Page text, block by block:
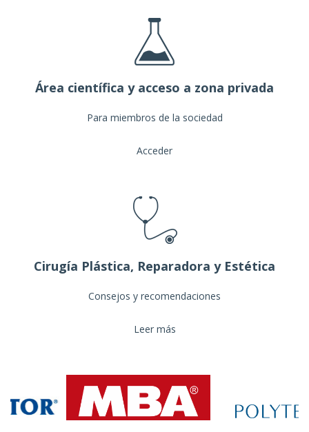
Área científica y acceso a zona privada
Para miembros de la sociedad
Acceder
Cirugía Plástica, Reparadora y Estética
Consejos y recomendaciones
Leer más